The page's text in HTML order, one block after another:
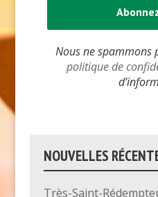
Nous ne spammons
politique de
NOUVELLES
Très-Saint-